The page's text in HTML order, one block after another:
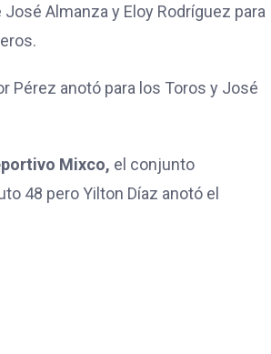
Almanza y Eloy Rodríguez para
Pérez anotó para los Toros y José
Mixco, el conjunto
48 pero Yilton Díaz anotó el